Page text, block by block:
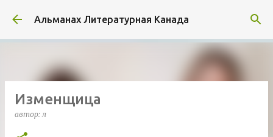
К основному контенту
Альманах Литературная Канада
Изменщица
автор: л